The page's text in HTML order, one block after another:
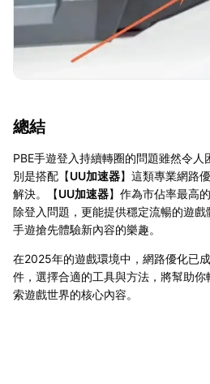
總結
PBE手遊登入持續轉圈的問題雖然令
別是搭配【UU加速器】這類專業網路
解決。【UU加速器】作為市佔率最高
除登入問題，更能提供穩定流暢的遊
手遊搶先體驗新內容的樂趣。
在2025年的遊戲環境中，網路優化已
件，選擇合適的工具與方法，將幫助
索遊戲世界的核心內容。